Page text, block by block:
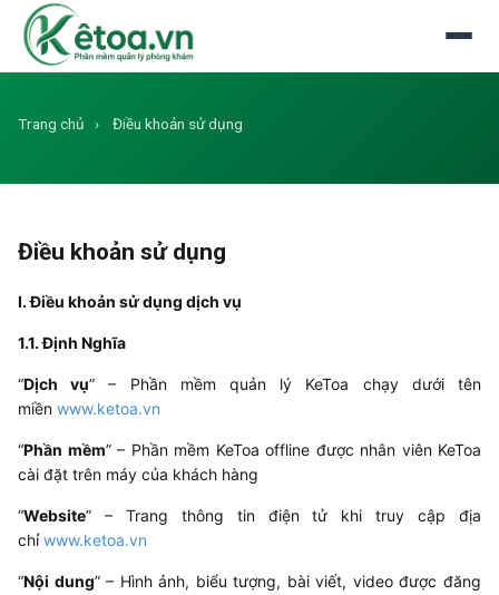
Trang chủ › Điều khoản sử dụng
Điều khoản sử dụng
I. Điều khoản sử dụng dịch vụ
1.1. Định Nghĩa
“Dịch vụ” – Phần mềm quản lý KeToa chạy dưới tên
miền www.ketoa.vn
“Phần mềm” – Phần mềm KeToa offline được nhân viên KeToa
cài đặt trên máy của khách hàng
“Website” – Trang thông tin điện tử khi truy cập địa
chỉwww.ketoa.vn
“Nội dung” – Hình ảnh, biểu tượng, bài viết, video được đăng